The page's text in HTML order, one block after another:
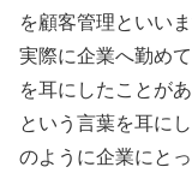
を顧客管理といいま
実際に企業へ勤め
を耳にしたことが
という言葉を耳に
のように企業にと